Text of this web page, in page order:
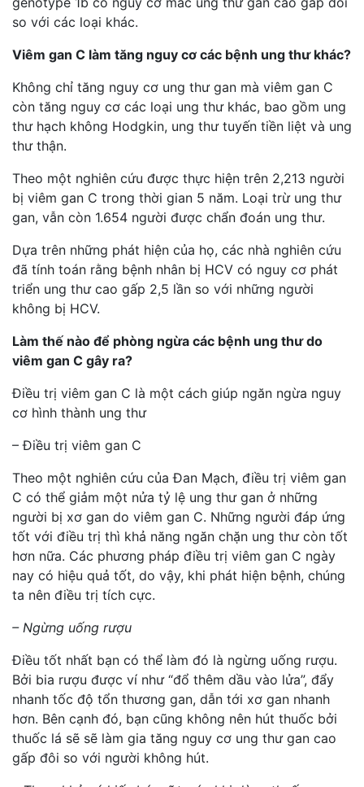
so với các loại khác.
Viêm gan C làm tăng nguy cơ các bệnh ung thư khác?
Không chỉ tăng nguy cơ ung thư gan mà viêm gan C
còn tăng nguy cơ các loại ung thư khác, bao gồm ung
thư hạch không Hodgkin, ung thư tuyến tiền liệt và ung
thư thận.
Theo một nghiên cứu được thực hiện trên 2,213 người
bị viêm gan C trong thời gian 5 năm. Loại trừ ung thư
gan, vẫn còn 1.654 người được chẩn đoán ung thư.
Dựa trên những phát hiện của họ, các nhà nghiên cứu
đã tính toán rằng bệnh nhân bị HCV có nguy cơ phát
triển ung thư cao gấp 2,5 lần so với những người
không bị HCV.
Làm thế nào để phòng ngừa các bệnh ung thư do
viêm gan C gây ra?
Điều trị viêm gan C là một cách giúp ngăn ngừa nguy
cơ hình thành ung thư
– Điều trị viêm gan C
Theo một nghiên cứu của Đan Mạch, điều trị viêm gan
C có thể giảm một nửa tỷ lệ ung thư gan ở những
người bị xơ gan do viêm gan C. Những người đáp ứng
tốt với điều trị thì khả năng ngăn chặn ung thư còn tốt
hơn nữa. Các phương pháp điều trị viêm gan C ngày
nay có hiệu quả tốt, do vậy, khi phát hiện bệnh, chúng
ta nên điều trị tích cực.
– Ngừng uống rượu
Điều tốt nhất bạn có thể làm đó là ngừng uống rượu.
Bởi bia rượu được ví như “đổ thêm dầu vào lửa”, đẩy
nhanh tốc độ tổn thương gan, dẫn tới xơ gan nhanh
hơn. Bên cạnh đó, bạn cũng không nên hút thuốc bởi
thuốc lá sẽ sẽ làm gia tăng nguy cơ ung thư gan cao
gấp đôi so với người không hút.